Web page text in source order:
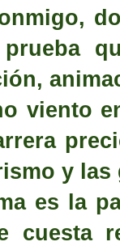
viento
y
es la
cuesta